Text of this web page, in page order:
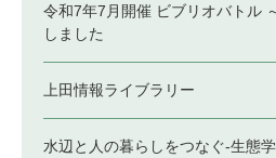
令和7年7月開催 ビブリオバトル
しました
上田情報ライブラリー
水辺と人の暮らしをつなぐ-生態